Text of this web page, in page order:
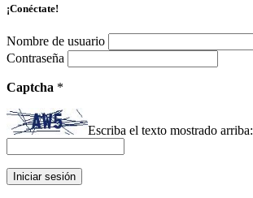
¡Conéctate!
Nombre de usuario
Contraseña
Captcha *
Escriba el texto mostrado arriba: